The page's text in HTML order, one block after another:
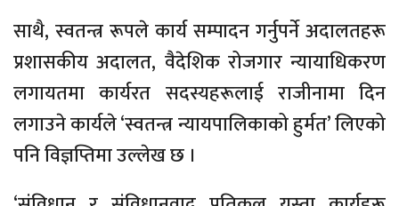
साथै, स्वतन्त्र रूपले कार्य सम्पादन गर्नुपर्ने अदालतहरू
प्रशासकीय अदालत, वैदेशिक रोजगार न्यायाधिकरण
लगायतमा कार्यरत सदस्यहरूलाई राजीनामा दिन
लगाउने कार्यले ‘स्वतन्त्र न्यायपालिकाको हुर्मत’ लिएको
पनि विज्ञप्तिमा उल्लेख छ ।